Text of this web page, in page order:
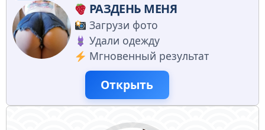
РАЗДЕНЬ МЕНЯ
Загрузи фото
Удали одежду
Мгновенный результат
Открыть